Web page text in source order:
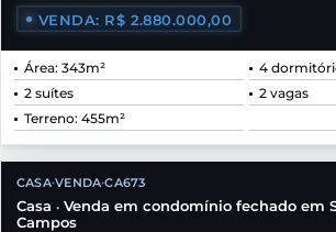
VENDA: R$ 2.880.000,00
Área: 343m²
4
2 suítes
2 vagas
Terreno: 455m²
CASA•VENDA•CA673
Casa • Venda em condomínio fechado em
Campos